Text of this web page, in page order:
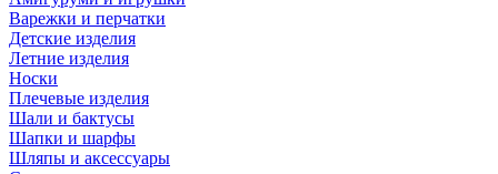
Варежки и перчатки
Детские изделия
Летние изделия
Носки
Плечевые изделия
Шали и бактусы
Шапки и шарфы
Шляпы и аксессуары